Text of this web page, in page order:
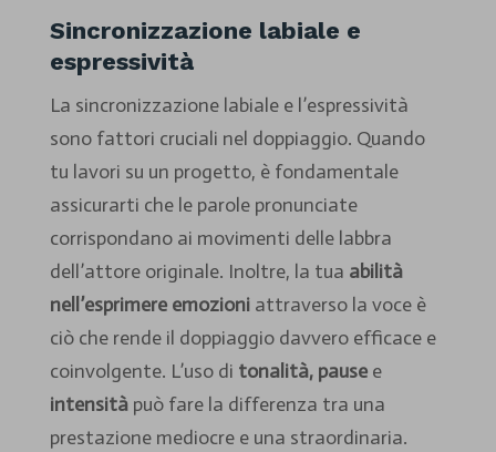
Sincronizzazione labiale e
espressività
La sincronizzazione labiale e l’espressività
sono fattori cruciali nel doppiaggio. Quando
tu lavori su un progetto, è fondamentale
assicurarti che le parole pronunciate
corrispondano ai movimenti delle labbra
dell’attore originale. Inoltre, la tua abilità
nell’esprimere emozioniattraverso la voce è
ciò che rende il doppiaggio davvero efficace e
coinvolgente. L’uso di tonalità, pausee
intensitàpuò fare la differenza tra una
prestazione mediocre e una straordinaria.